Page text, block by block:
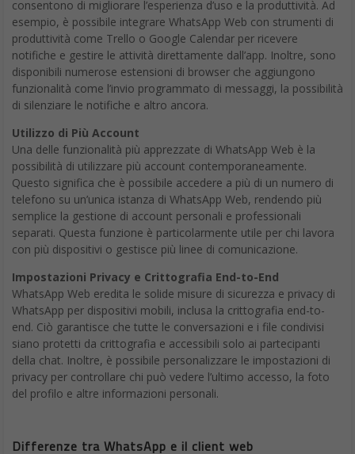
R: No, WhatsApp Web richiede che il tuo telefono sia connesso
a Internet per funzionare correttamente. Se il tuo telefono perde
la connessione, WhatsApp Web smetterà di funzionare.
WhatsApp Web offre numerosi vantaggi per gli utenti che
computer. Consente di inviare e ricevere messaggi, effettuare
chiamate vocali e video, condividere file e sincronizzare le
conversazioni tra dispositivi, tutto in modo semplice e sicuro
grazie alla crittografia end-to-end.
Che tu sia un professionista che desidera rimanere connesso o
semplicemente qualcuno che preferisce la comodità di
un’interfaccia desktop, WhatsApp Web è uno strumento pratico
rapido e semplice, e le sue funzionalità avanzate, come l’utilizzo
di più account e le integrazioni, offrono ancora più flessibilità.
Non perdere altro tempo a digitare sul piccolo schermo del tuo
telefono. Prova WhatsApp Web oggi stesso e sperimenta la
libertà di comunicare in modo efficiente dal tuo computer. È ora
di abbracciare questa pratica soluzione e semplificare la tua
routine di messaggistica quotidiana.
Approfondisci e condividi